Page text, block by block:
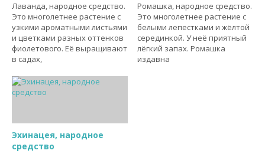
Лаванда, народное средство.
Это многолетнее растение с
узкими ароматными листьями
и цветками разных оттенков
фиолетового. Её выращивают
в садах,
Ромашка, народное средство.
Это многолетнее растение с
белыми лепестками и жёлтой
серединкой. У неё приятный
лёгкий запах. Ромашка
издавна
Эхинацея, народное
средство